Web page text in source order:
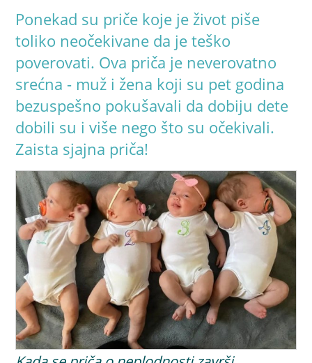
Ponekad su priče koje je život piše
toliko neočekivane da je teško
poverovati. Ova priča je neverovatno
srećna - muž i žena koji su pet godina
bezuspešno pokušavali da dobiju dete
dobili su i više nego što su očekivali.
Zaista sjajna priča!